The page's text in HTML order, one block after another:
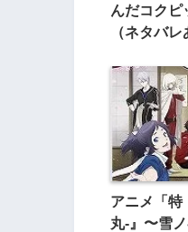
んだコクピ
（ネタバレ
アニメ「特
丸-』〜雪